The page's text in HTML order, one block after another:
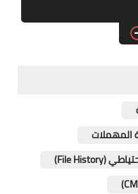
من الانترنت